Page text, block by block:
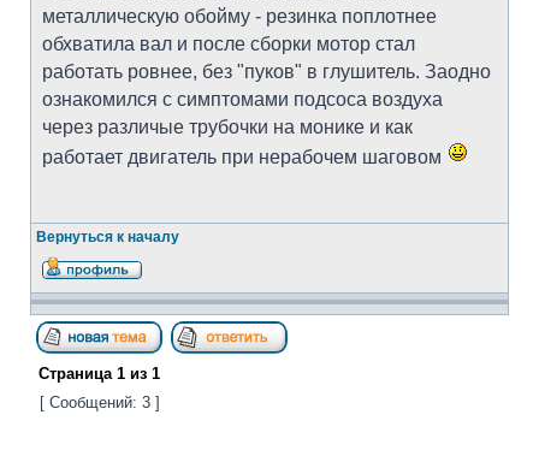
металлическую обойму - резинка поплотнее
обхватила вал и после сборки мотор стал
работать ровнее, без "пуков" в глушитель. Заодно
ознакомился с симптомами подсоса воздуха
через различые трубочки на монике и как
работает двигатель при нерабочем шаговом
Вернуться к началу
Страница 1 из 1
[ Сообщений: 3 ]